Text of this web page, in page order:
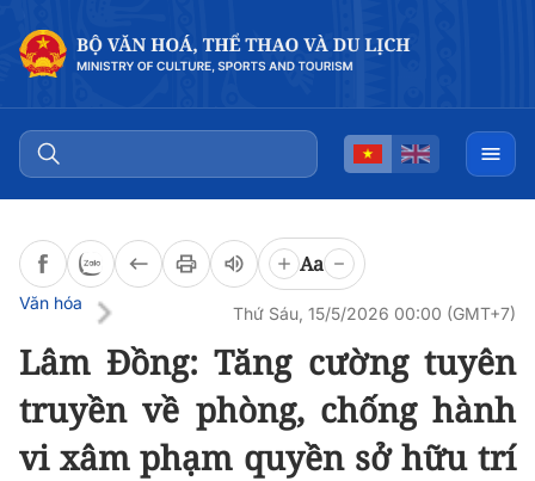
Aa
Văn hóa
Thứ Sáu, 15/5/2026 00:00 (GMT+7)
Lâm Đồng: Tăng cường tuyên
truyền về phòng, chống hành
vi xâm phạm quyền sở hữu trí
Đọc bài